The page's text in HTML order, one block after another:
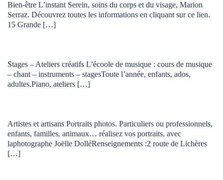
Bien-être L’instant Serein, soins du corps et du visage, Marion
Serraz. Découvrez toutes les informations en cliquant sur ce lien.
15 Grande […]
Stages – Ateliers créatifs L’écoole de musique : cours de musique
– chant – instruments – stagesToute l’année, enfants, ados,
adultes.Piano, ateliers […]
Artistes et artisans Portraits photos. Particuliers ou professionnels,
enfants, familles, animaux… réalisez vos portraits, avec
laphotographe Joëlle DolléRenseignements :2 route de Lichères
[…]